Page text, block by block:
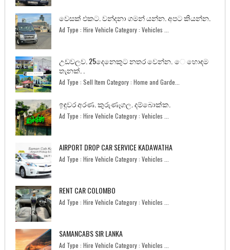
වෙසක් එකට. වන්දනා ගමන් යන්න. අපට කියන්න.
Ad Type : Hire Vehicle Category : Vehicles ...
උඩවලව. 25දෙනෙකුට නතර වෙන්න. ෙ හොඳම
තැනක්. .
Ad Type : Sell Item Category : Home and Garde...
ඉඳුවර අරණ. කුරුණෑගල. දම්බොක්ක.
Ad Type : Hire Vehicle Category : Vehicles ...
AIRPORT DROP CAR SERVICE KADAWATHA
Ad Type : Hire Vehicle Category : Vehicles ...
RENT CAR COLOMBO
Ad Type : Hire Vehicle Category : Vehicles ...
SAMANCABS SIR LANKA
Ad Type : Hire Vehicle Category : Vehicles ...